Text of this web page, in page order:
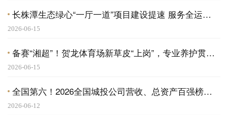
长株潭生态绿心“一厅一道”项目建设提速 服务全运会 让绿道真正“长”在风景里
2026-06-15
备赛“湘超”！贺龙体育场新草皮“上岗”，专业养护贯穿“湘超”全周期
2026-06-15
全国第六！2026全国城投公司营收、总资产百强榜单重磅发布 长沙城发集团名列前茅
2026-06-12